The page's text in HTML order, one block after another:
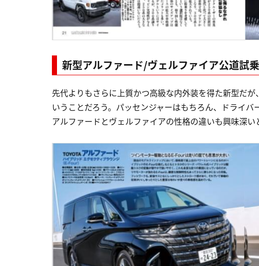
新型アルファード/ヴェルファイア公道試
先代よりもさらに上質かつ高級な内外装を得た新型だ
いうことだろう。パッセンジャーはもちろん、ドライバ
アルファードとヴェルファイアの性格の違いも興味深い